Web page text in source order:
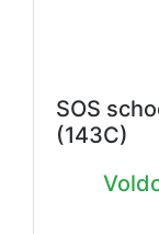
SOS
(143C)